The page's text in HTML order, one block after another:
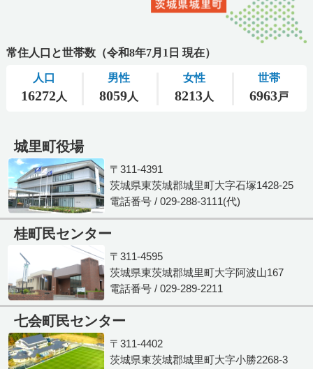
城里町役場
〒311-4391
茨城県東茨城郡城里町大字石塚1428-25
電話番号 / 029-288-3111(代)
桂町民センター
〒311-4595
茨城県東茨城郡城里町大字阿波山167
電話番号 / 029-289-2211
七会町民センター
〒311-4402
茨城県東茨城郡城里町大字小勝2268-3